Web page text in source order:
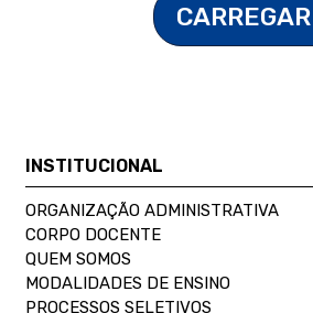
INSTITUCIONAL
ORGANIZAÇÃO ADMINISTRATIVA
CORPO DOCENTE
QUEM SOMOS
MODALIDADES DE ENSINO
PROCESSOS SELETIVOS